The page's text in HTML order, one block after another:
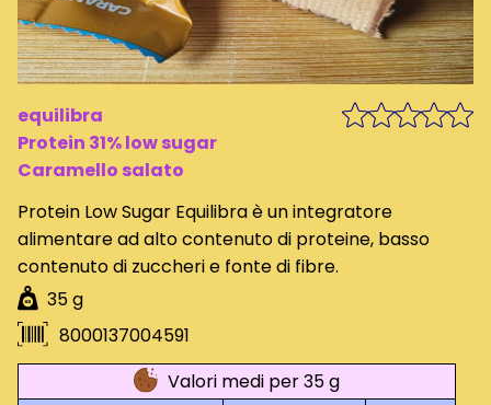
equilibra
Protein 31% low sugar
Caramello salato
Protein Low Sugar Equilibra è un integratore
alimentare ad alto contenuto di proteine, basso
contenuto di zuccheri e fonte di fibre.
35 g
8000137004591
Valori medi per 35 g